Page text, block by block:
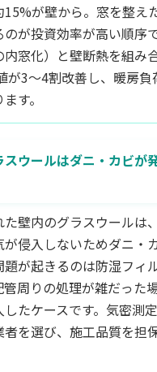
が壁から。窓を整え
が投資効率が高い順序
窓化）と壁断熱を組み
が3〜4割改善し、暖房
す。
ウールはダニ・カビが
壁内のグラスウールは
が侵入しないためダニ・
題が起きるのは防湿フィ
周りの処理が雑だった
たケースです。気密測定
を選び、施工品質を担